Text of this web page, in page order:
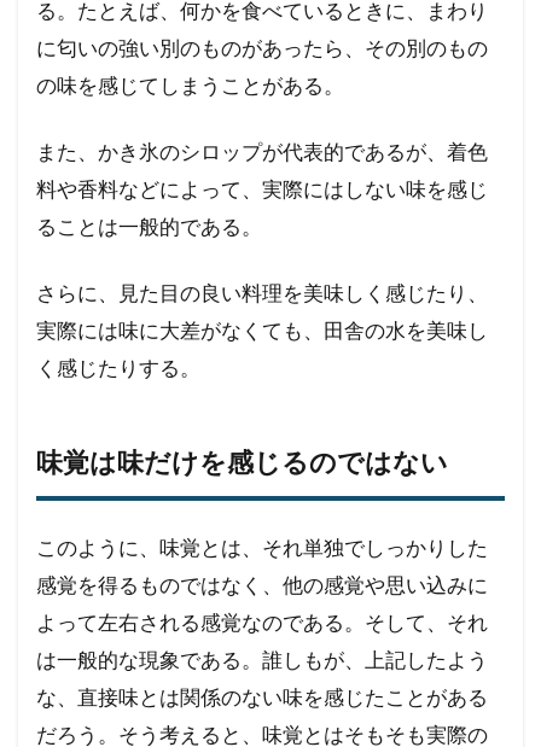
る。たとえば、何かを食べているときに、まわり
に匂いの強い別のものがあったら、その別のもの
の味を感じてしまうことがある。
また、かき氷のシロップが代表的であるが、着色
料や香料などによって、実際にはしない味を感じ
ることは一般的である。
さらに、見た目の良い料理を美味しく感じたり、
実際には味に大差がなくても、田舎の水を美味し
く感じたりする。
味覚は味だけを感じるのではない
このように、味覚とは、それ単独でしっかりした
感覚を得るものではなく、他の感覚や思い込みに
よって左右される感覚なのである。そして、それ
は一般的な現象である。誰しもが、上記したよう
な、直接味とは関係のない味を感じたことがある
だろう。そう考えると、味覚とはそもそも実際の